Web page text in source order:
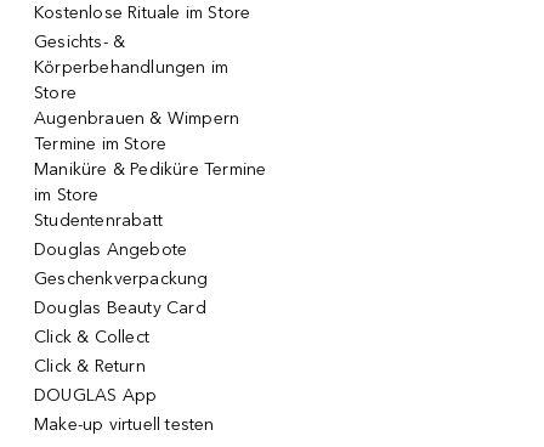
Kostenlose Rituale im Store
Gesichts- &
Körperbehandlungen im
Store
Augenbrauen & Wimpern
Termine im Store
Maniküre & Pediküre Termine
im Store
Studentenrabatt
Douglas Angebote
Geschenkverpackung
Douglas Beauty Card
Click & Collect
Click & Return
DOUGLAS App
Make-up virtuell testen